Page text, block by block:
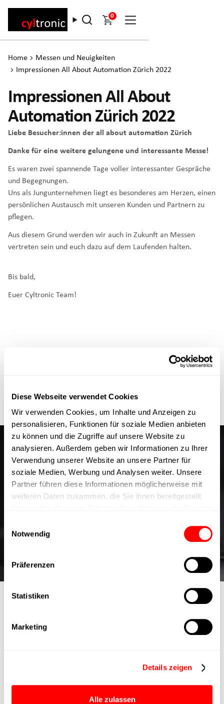
Diese Webseite verwendet Cookies
Wir verwenden Cookies, um Inhalte und Anzeigen zu
personalisieren, Funktionen für soziale Medien anbieten
zu können und die Zugriffe auf unsere Website zu
analysieren. Außerdem geben wir Informationen zu Ihrer
Verwendung unserer Website an unsere Partner für
soziale Medien, Werbung und Analysen weiter. Unsere
Partner führen diese Informationen möglicherweise mit
weiteren Daten zusammen, die Sie ihnen bereitgestellt
Notwendig
Präferenzen
Statistiken
Marketing
Details zeigen
Alle zulassen
0
Home
Messen und Neuigkeiten
Impressionen All About Automation Zürich 2022
Impressionen All About
Automation Zürich 2022
Liebe Besucher:innen der all about automation Zürich
Danke für eine weitere gelungene und interessante Messe!
Es waren zwei spannende Tage voller interessanter Gespräche
und Begegnungen.
Uns als Jungunternehmen liegt es besonderes am Herzen, einen
persönlichen Austausch mit unseren Kunden und Partnern zu
pflegen.
Aus diesem Grund werden wir auch in Zukunft an Messen
vertreten sein und euch dazu auf dem Laufenden halten.
Bis bald,
Euer Cyltronic Team!
Motion Mastery im Inneren:
Einblicke aus dem Experten-
Blog von Cyltronic
Sie haben Fragen?Wir
liefern Antworten.